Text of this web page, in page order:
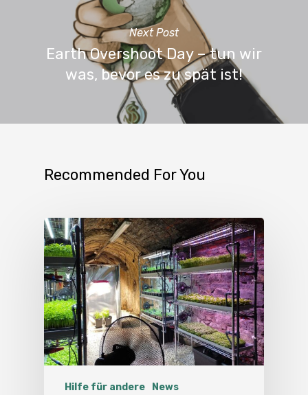
Next Post
Earth Overshoot Day – tun wir
was, bevor es zu spät ist!
Recommended For You
Hilfe für andere
News